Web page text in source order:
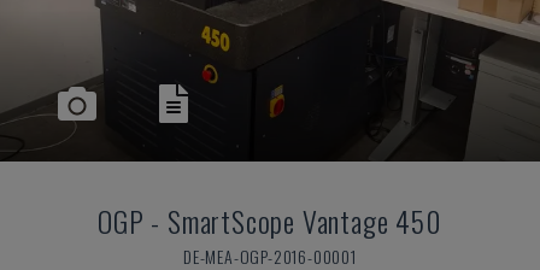
OGP - SmartScope Vantage 450
DE-MEA-OGP-2016-00001